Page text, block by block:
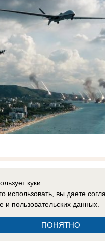
украинцы
с учений, Трамп
ракетах Patriot,
форсировании
куки.
использовать, вы даете
и пользовательских данных.
ПОНЯТНО